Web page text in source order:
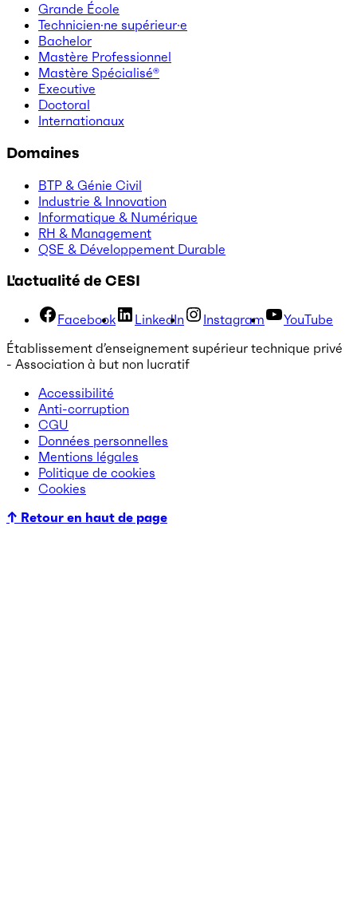
Grande École
Technicien·ne supérieur·e
Bachelor
Mastère Professionnel
Mastère Spécialisé®
Executive
Doctoral
Internationaux
Domaines
BTP & Génie Civil
Industrie & Innovation
Informatique & Numérique
RH & Management
QSE & Développement Durable
L'actualité de CESI
Facebook LinkedIn Instagram
YouTube
Établissement d’enseignement supérieur technique privé
- Association à but non lucratif
Accessibilité
Anti-corruption
CGU
Données personnelles
Mentions légales
Politique de cookies
Cookies
↑ Retour en haut de page